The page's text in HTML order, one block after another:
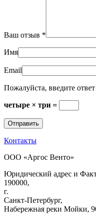
Ваш отзыв *
Имя
Email
Пожалуйста, введите
четыре × три =
Контакты
ООО «Аргос Венто»
Юридический адрес и
190000,
г.
Санкт-Петербург,
Набережная реки Мойки,